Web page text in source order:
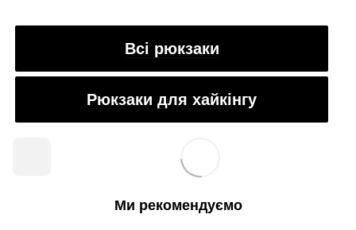
Всі рюкзаки
Рюкзаки для хайкінгу
Ми рекомендуємо